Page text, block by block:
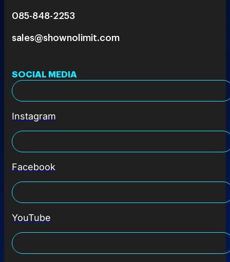
085-848-2253
sales@shownolimit.com
SOCIAL MEDIA
Instagram
Facebook
YouTube